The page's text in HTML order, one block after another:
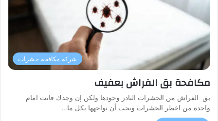
شركة مكافحة حشرات
مكافحة بق الفراش بعفيف
بق الفراش من الحشرات النادر وجودها ولكن إن وجدك فانت امام
واحدة من اخطر الحشرات ويجب أن نواجهها بكل ما…